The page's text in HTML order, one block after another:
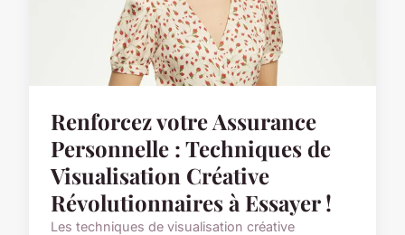
Renforcez votre Assurance
Personnelle : Techniques de
Visualisation Créative
Révolutionnaires à Essayer !
Les techniques de visualisation créative